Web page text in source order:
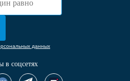
данных
в соцсетях